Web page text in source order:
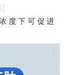
度下可促进